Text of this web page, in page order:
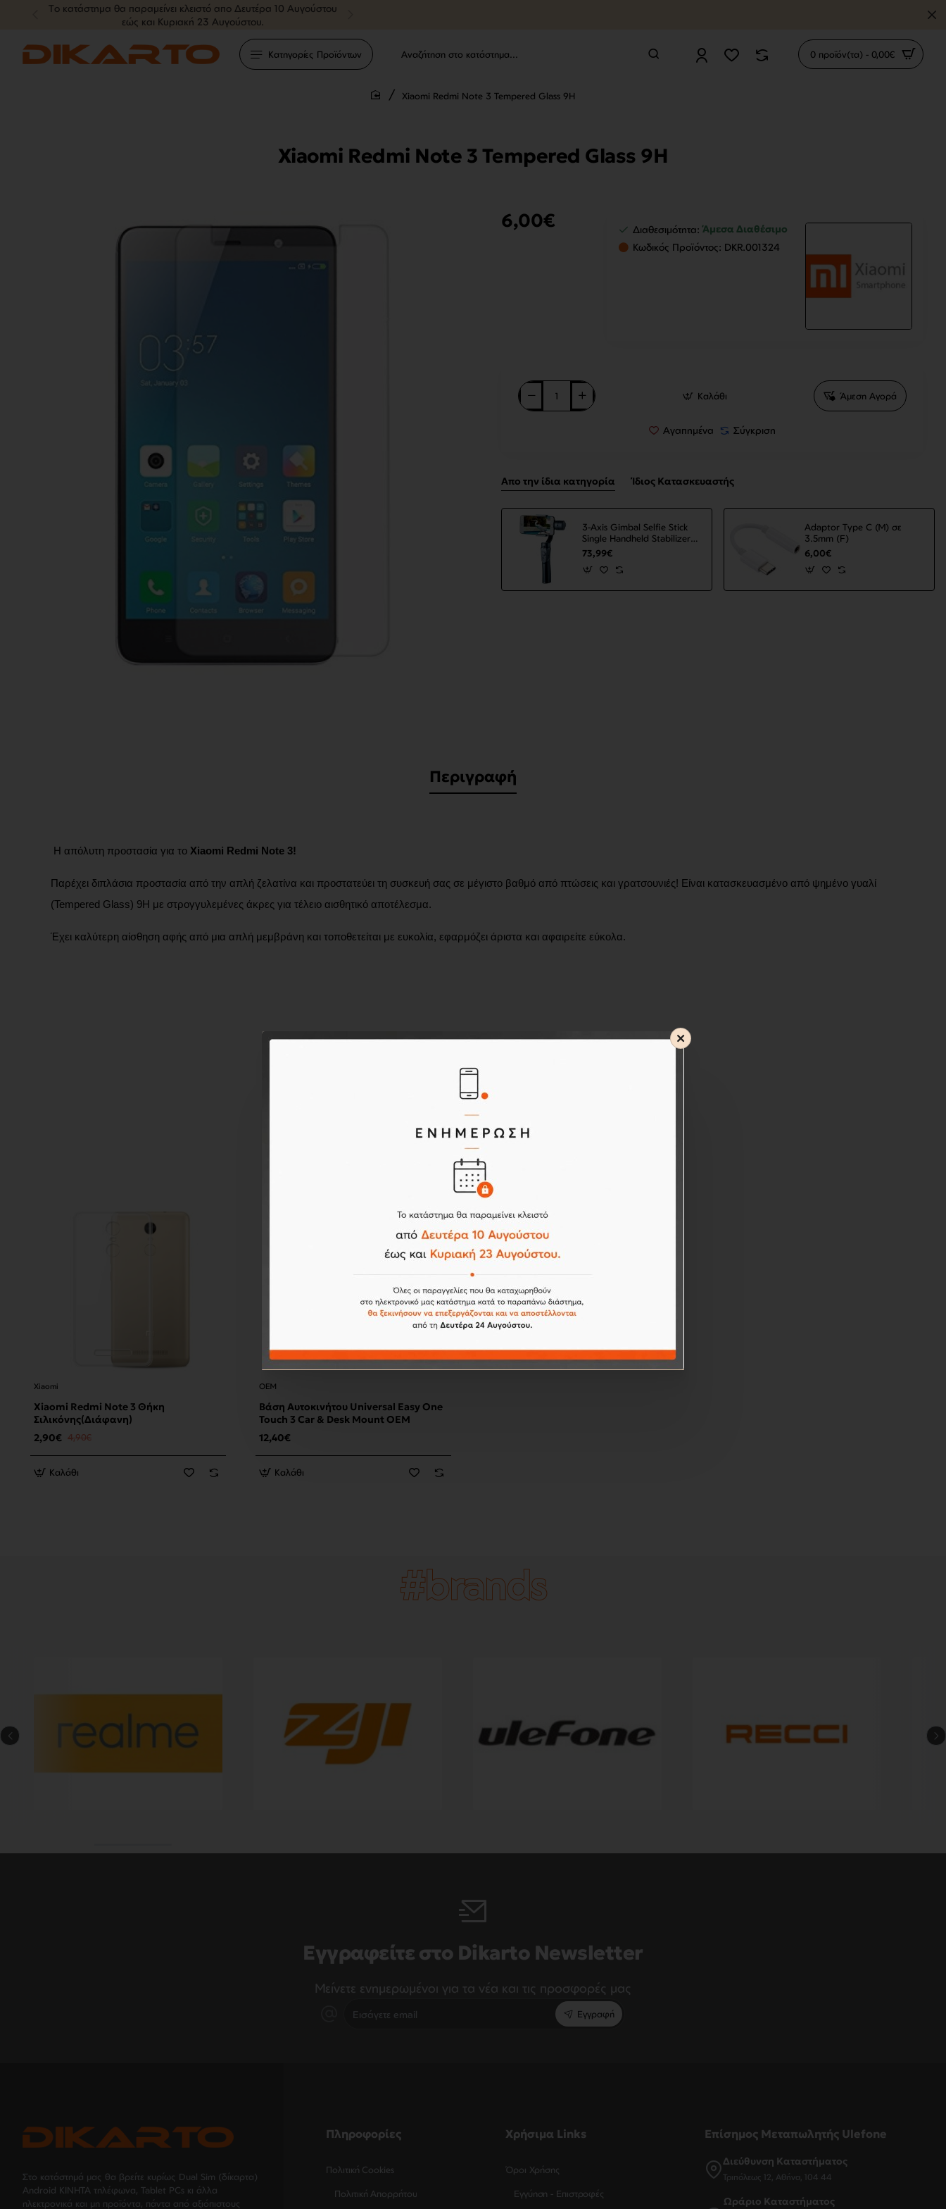
Tο κατάστημα θα παραμείνει κλειστό απο Δευτέρα 10 Αυγούστου
εώς και Κυριακή 23 Αυγούστου.
Κατηγορίες Προϊόντων
Αναζήτηση
0 προϊόν(τα) - 0,00€
Xiaomi Redmi Note 3 Tempered Glass 9H
Xiaomi Redmi Note 3 Tempered Glass 9H
6,00€ Διαθεσιμότητα: Άμεσα Διαθέσιμο
Κωδικός Προϊόντος: DKR.001324
Καλάθι Άμεση Αγορά
Αγαπημένα Σύγκριση
Απο την ίδια κατηγορία Ίδιος Κατασκευαστής
3-Axis Gimbal Selfie Stick
Single Handheld Stabilizer
for Phone Gimbal
Smartphone VS52 Black
ΟΕΜ
73,99€
Adaptor Type C (M) σε
3.5mm (F)
6,00€
Περιγραφή
Η απόλυτη προστασία για το Xiaomi Redmi Note 3!
Παρέχει διπλάσια προστασία από την απλή ζελατίνα και προστατεύει τη συσκευή σας σε μέγιστο βαθμό από πτώσεις και γρατσουνιές! Είναι κατασκευασμένο από ψημένο γυαλί
(Tempered Glass) 9H με στρογγυλεμένες άκρες για τέλειο αισθητικό αποτέλεσμα.
Έχει καλύτερη αίσθηση αφής από μια απλή μεμβράνη και τοποθετείται με ευκολία, εφαρμόζει άριστα και αφαιρείτε εύκολα.
Σχετικά προϊόντα Αγοράστηκαν Επίσης
Xiaomi
Xiaomi Redmi Note 3 Θήκη
Σιλικόνης(Διάφανη)
2,90€ 4,90€
Καλάθι
OEM
Βάση Αυτοκινήτου Universal Easy One
Touch 3 Car & Desk Mount OEM
12,40€
Καλάθι
#brands
Εγγραφείτε στο Dikarto Newsletter
Μείνετε ενημερωμένοι για τα νέα και τις προσφορές μας
email
Εγγραφή
Στο κατάστημά μας θα βρείτε κυρίως Dual Sim (δίκαρτα)
Android ΚΙΝΗΤΑ τηλέφωνα, Tablet PCs κι άλλα
ηλεκτρονικά και μη προϊόντα, πάντα από αξιόπιστους
Πληροφορίες
Πολιτική Cookies
Πολιτική Απορρήτου
Χρήσιμα Links
Όροι Χρήσης
Εγγύηση - Επιστροφές
Επίσημος Μεταπωλητής Ulefone
Διεύθυνση Καταστήματος
Τριπόλεως 12, Αθήνα, 104 44
Ωράριο Καταστήματος